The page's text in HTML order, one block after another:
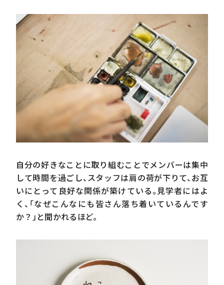
自分の好きなことに取り組むことでメンバーは集中
して時間を過ごし、スタッフは肩の荷が下りて、お互
いにとって良好な関係が築けている。見学者にはよ
く、「なぜこんなにも皆さん落ち着いているんです
か？」と聞かれるほど。